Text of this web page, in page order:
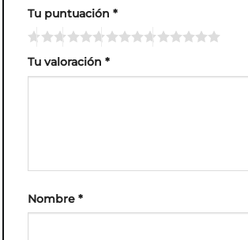
Tu puntuación *
Tu valoración *
Nombre *